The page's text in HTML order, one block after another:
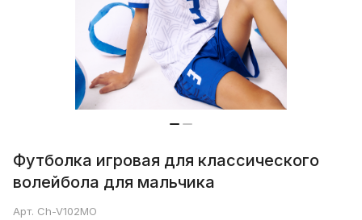
Футболка игровая для классического
волейбола для мальчика
Арт. Ch-V102MO